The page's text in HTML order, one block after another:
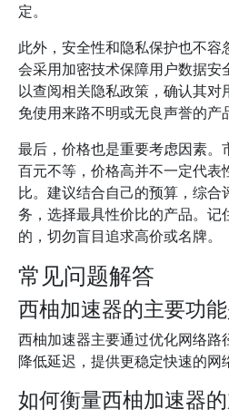
定。
此外，安全性和隐私保护也不容
会采用加密技术保障用户数据安
以查阅相关隐私政策，确认其对
免使用来路不明或无良声誉的产
最后，价格也是重要考虑因素。
百元不等，价格高并不一定代表
比。建议结合自己的预算，综合
务，选择最具性价比的产品。记
的，切勿盲目追求高价或名牌。
常见问题解答
西柚加速器的主要功
西柚加速器主要通过优化网络路
降低延迟，提供更稳定快速的网
如何衡量西柚加速器